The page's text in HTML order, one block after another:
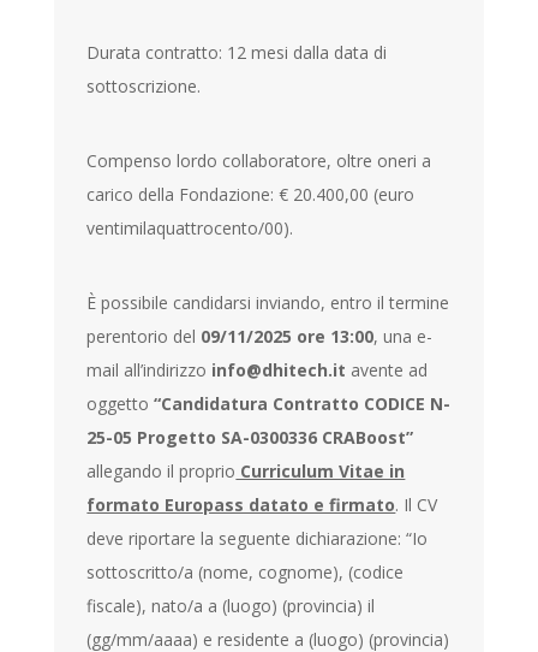
Durata contratto: 12 mesi dalla data di
sottoscrizione.
Compenso lordo collaboratore, oltre oneri a
carico della Fondazione: € 20.400,00 (euro
ventimilaquattrocento/00).
È possibile candidarsi inviando, entro il termine
perentorio del 09/11/2025 ore 13:00, una e-
mail all’indirizzo info@dhitech.it avente ad
oggetto“Candidatura Contratto CODICE N-
25-05 Progetto SA-0300336 CRABoost”
allegando il proprio Curriculum Vitae in
formato Europass datato e firmato. Il CV
deve riportare la seguente dichiarazione: “Io
sottoscritto/a (nome, cognome), (codice
fiscale), nato/a a (luogo) (provincia) il
(gg/mm/aaaa) e residente a (luogo) (provincia)